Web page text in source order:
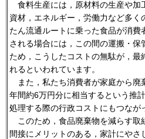
食料生産には，原材料の生産や加
資材，エネルギー，労働力など多く
たん流通ルートに乗った食品が消
される場合には，この間の運搬・保
ため，こうしたコストの無駄が，最
れるといわれています。
また， 私たち消費者が家庭から廃
年間約6万円分に相当するという推
処理する際の行政コストにもつなが
このため，食品廃棄物を減らす取
間接にメリットのある，家計にやさ